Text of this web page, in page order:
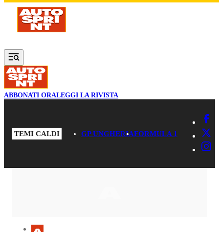
Vai al contenuto principale
ABBONATI ORALEGGI LA RIVISTA
TEMI CALDI GP UNGHERIAFORMULA 1